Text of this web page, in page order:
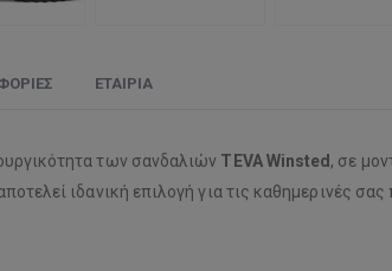
ΕΤΑΙΡΊΑ
των σανδαλιών TEVA Winsted, σε
ιδανική επιλογή για τις καθημερινές